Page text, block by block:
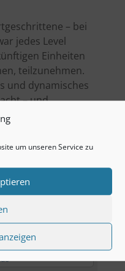
um unseren Service zu
– bei
jedes Level
Einheiten
teilzunehmen.
und dynamisches
– und
der körperlichen
in NRW
Training statt,
Kirche